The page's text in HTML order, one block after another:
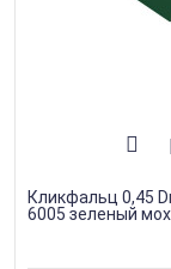
Кликфальц 0,45
6005 зеленый мох